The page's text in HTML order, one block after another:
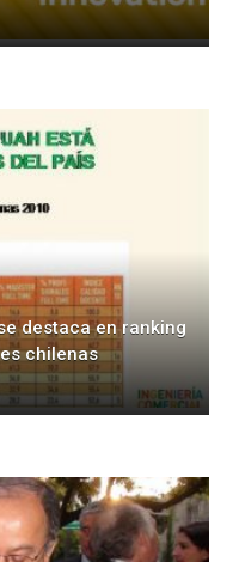
destaca en ranking
chilenas